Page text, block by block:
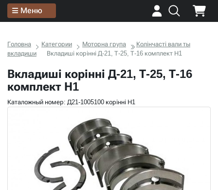
Меню
Головна Категории Моторна група
Колінчасті вали ты
вкладиши
Вкладиші корінні Д-21, Т-25, Т-16 комплект Н1
Вкладиші корінні Д-21, Т-25, Т-16
комплект Н1
Каталожный номер: Д21-1005100 корінні Н1